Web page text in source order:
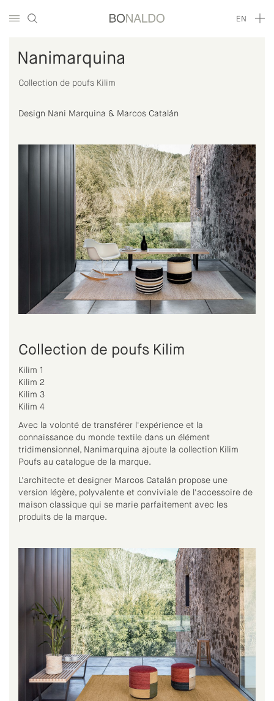
EN
Nanimarquina
Collection de poufs Kilim
Design Nani Marquina & Marcos Catalán
Collection de poufs Kilim
Kilim 1
Kilim 2
Kilim 3
Kilim 4
Avec la volonté de transférer l'expérience et la
connaissance du monde textile dans un élément
tridimensionnel, Nanimarquina ajoute la collection Kilim
Poufs au catalogue de la marque.
L'architecte et designer Marcos Catalán propose une
version légère, polyvalente et conviviale de l'accessoire de
maison classique qui se marie parfaitement avec les
produits de la marque.